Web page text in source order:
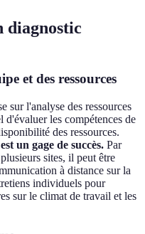
diagnostic
et des ressources
sur l'analyse des ressources
d'évaluer les compétences de
des ressources.
un gage de succès. Par
sites, il peut être
à distance sur la
individuels pour
sur le climat de travail et les